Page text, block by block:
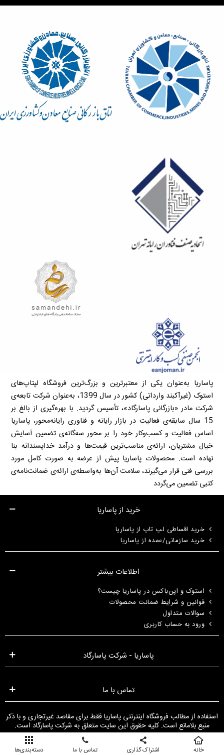
پاساریا به‌عنوان یکی از معتبرترین و بزرگ‌ترین فروشگاه لپتاپ‌های
استوک (غیرآکبند وارداتی) کشور در سال 1399، به‌عنوان شرکت تابعه‌ی
شرکت مادر «بازرگانی پاسارگاد»، تأسیس گردید. با بهره‌گیری از بالغ بر
15 سال سابقه‌ی فعالیت در بازار رایانه و فناوری رایانه‌محور، پاساریا
اساس فعالیت و کسب‌وکار خود را بر محور سه‌گانه‌ی تضمین آسایش
خیال مشتریان، ارائه‌ی مناسب‌ترین قیمت‌ها و درآمد خداپسندانه بنا
نهاده است. محصولات پاساریا پیش از عرضه به صورت کامل مورد
بررسی فنی قرار می‌گیرند، سلامت آن‌ها به‌واسطه‌ی ارائه‌ی ضمانت‌نامه‌ی
کتبی تضمین می‌گردد
خرید از پاساریا
خرید اقساطی لپ تاپ از پاساریا
خرید سازمانی/عمده از پاساریا
اطلاعات بیشتر
استوک و اپن‌باکس در پاساریا چیست؟
قوانین و شرایط ضمانت محصولات
سوالات متداول
ورود به حساب کاربری
پاساریا - شرکت پاسارگاد
تماس با ما
استفاده از مطالب فروشگاه اینترنتی پاساریا فقط برای مقاصد غیرتجاری و با ذکر
منبع بلامانع است. کلیه حقوق این سایت متعلق به شرکت پاسارگاد است.
خانه اشتراک گذاری تماس با ما دسته‌بندی‌ها